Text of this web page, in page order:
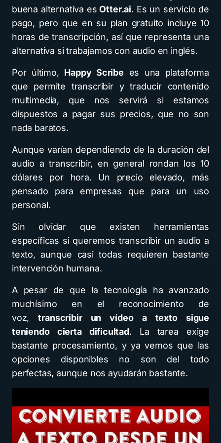
buena alternativa es Otter.ai. Es un servicio de
pago, pero que en su plan gratuito incluye 10
horas de transcripción, así que representa una
alternativa si trabajamos con audio en inglés.
Por último, Happy Scribe es una plataforma
que permite transcribir y traducir contenido
multimedia, que nos servirá si estamos
dispuestos a pagar sus precios, que no son
nada baratos.
Aunque varían dependiendo de la duración del
audio a transcribir, en general rondan los 10
dólares por hora. Un precio elevado, más
pensado para empresas que para un uso
personal.
Sin olvidar que existen herramientas
específicas si queremos transcribir un audio a
texto, aunque casi todas requieren bastante
intervención humana.
A pesar de que la tecnología ha avanzado
muchísimo en el reconocimiento de
voz,transcribir un vídeo a texto sigue
teniendo cierta dificultad. La tarea exige
bastante procesamiento, y ya vemos que las
opciones disponibles no son del todo
perfectas, aunque nos ayudarán bastante.